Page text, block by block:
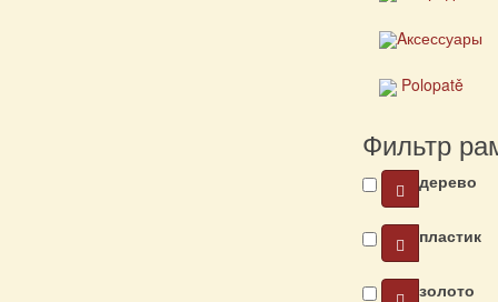
Aксессуары
Polopatě
Фильтр
дерево
пластик
золото